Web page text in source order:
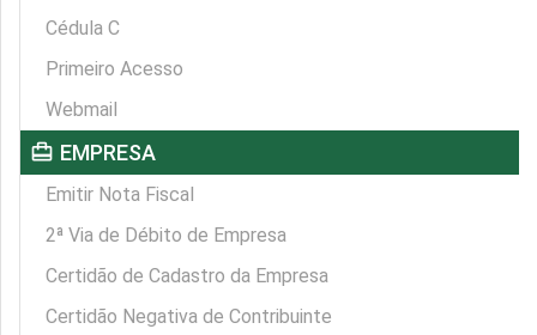
Cédula C
Primeiro Acesso
Webmail
card_travel EMPRESA
Emitir Nota Fiscal
2ª Via de Débito de Empresa
Certidão de Cadastro da Empresa
Certidão Negativa de Contribuinte